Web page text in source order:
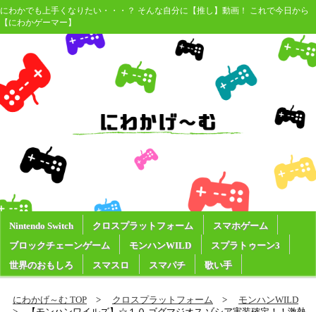
にわかでも上手くなりたい・・・？ そんな自分に【推し】動画！ これで今日から
【にわかゲーマー】
Nintendo Switch クロスプラットフォーム
スマホゲーム
ブロックチェーンゲーム
モンハンWILD
スプラトゥーン3
世界のおもしろ
スマスロ スマパチ 歌い手
にわかげ～む TOP クロスプラットフォーム
モンハンWILD